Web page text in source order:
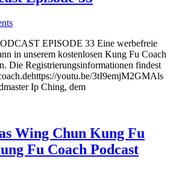
EPISODE 33 Eine werbefreie
in unserem kostenlosen Kung Fu Coach
Die Registrierungsinformationen findest
youtu.be/3tI9emjM2GMAls
Ip Ching, dem
Wing Chun Kung Fu
Fu Coach Podcast